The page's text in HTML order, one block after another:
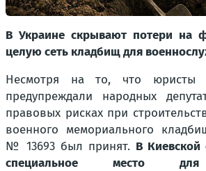
В Украине скрывают потери на
целую сеть кладбищ для
Несмотря на то, что юристы
предупреждали народных
правовых рисках при
военного мемориального
№ 13693 был принят. В Киевской
специальное место для